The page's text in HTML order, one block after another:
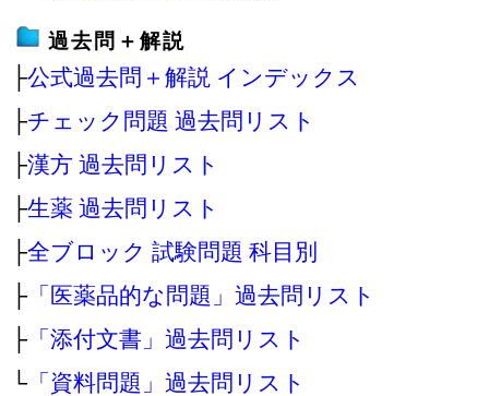
過去問＋解説
├公式過去問＋解説 インデックス
├チェック問題 過去問リスト
├漢方 過去問リスト
├生薬 過去問リスト
├全ブロック 試験問題 科目別
├ 「医薬品的な問題」過去問リスト
├ 「添付文書」過去問リスト
└ 「資料問題」過去問リスト